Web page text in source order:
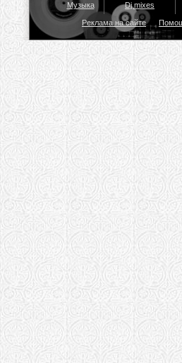
Музыка Dj mixes
Реклама на сайте